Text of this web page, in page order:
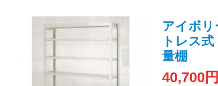
アイボリ
トレス
量棚
40,700